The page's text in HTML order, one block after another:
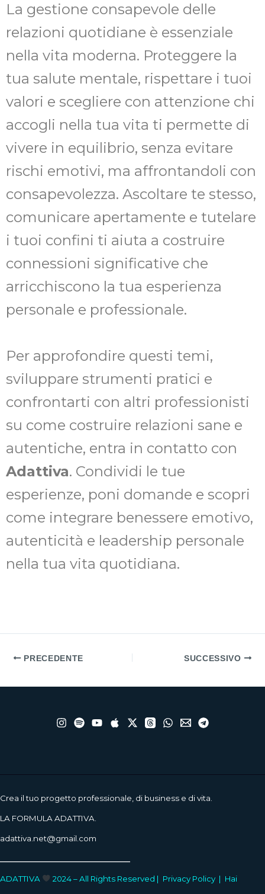
La gestione consapevole delle
relazioni quotidiane è essenziale
nella vita moderna. Proteggere la
tua salute mentale, rispettare i tuoi
valori e scegliere con attenzione chi
accogli nella tua vita ti permette di
vivere in equilibrio, senza evitare
rischi emotivi, ma affrontandoli con
consapevolezza. Ascoltare te stesso,
comunicare apertamente e tutelare
i tuoi confini ti aiuta a costruire
connessioni significative che
arricchiscono la tua esperienza
personale e professionale.
Per approfondire questi temi,
sviluppare strumenti pratici e
confrontarti con altri professionisti
su come costruire relazioni sane e
autentiche, entra in contatto con
Adattiva. Condividi le tue
esperienze, poni domande e scopri
come integrare benessere emotivo,
autenticità e leadership personale
nella tua vita quotidiana.
PRECEDENTE SUCCESSIVO
Crea il tuo progetto professionale, di business e di vita.
LA FORMULA ADATTIVA.
adattiva.net@gmail.com
ADATTIVA 2024 – All Rights Reserved | Privacy Policy | Hai